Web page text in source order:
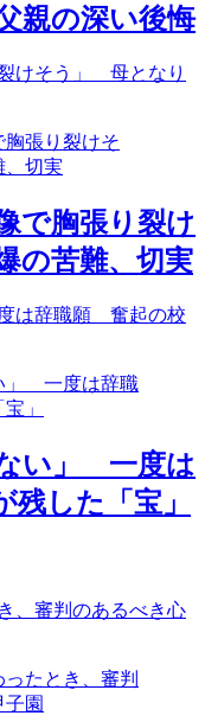
親の深い後悔
けそう」 母となり
で胸張り裂け
の苦難、切実
は辞職願 奮起の校
ない」 一度は
した「宝」
、審判のあるべき心